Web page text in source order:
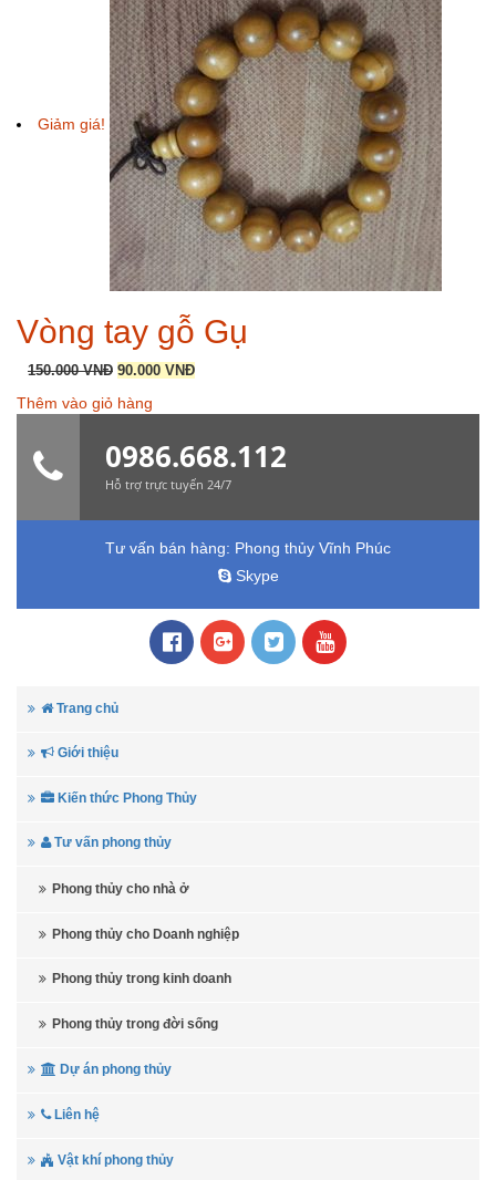
Giảm giá!
Vòng tay gỗ Gụ
150.000VNĐ Giá
là:
90.000 VNĐGiá
90.000 VNĐ.
Thêm vào giỏ hàng
0986.668.112
Hỗ trợ trực tuyến 24/7
Tư vấn bán hàng: Phong thủy Vĩnh Phúc
Skype
Trang chủ
Giới thiệu
Kiến thức Phong Thủy
Tư vấn phong thủy
Phong thủy cho nhà ở
Phong thủy cho Doanh nghiệp
Phong thủy trong kinh doanh
Phong thủy trong đời sống
Dự án phong thủy
Liên hệ
Vật khí phong thủy